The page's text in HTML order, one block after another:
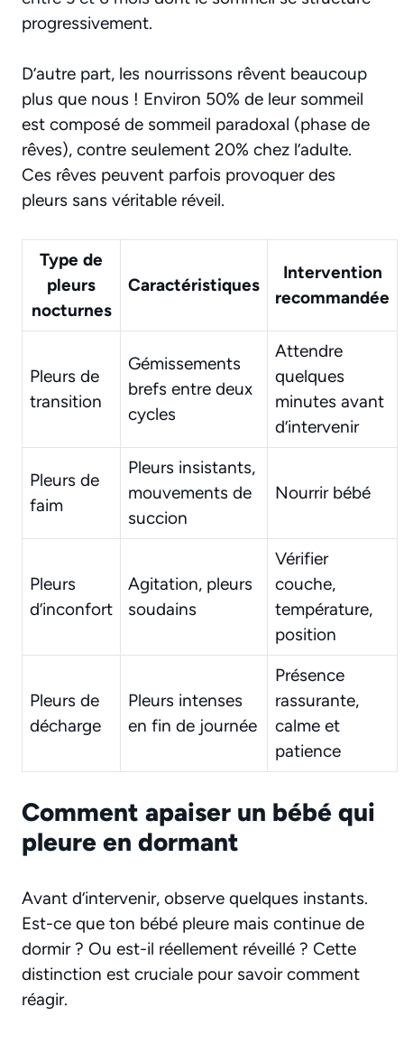
progressivement.
D’autre part, les nourrissons rêvent beaucoup
plus que nous ! Environ 50% de leur sommeil
est composé de sommeil paradoxal (phase de
rêves), contre seulement 20% chez l’adulte.
Ces rêves peuvent parfois provoquer des
pleurs sans véritable réveil.
Type de
pleurs
nocturnes
Caractéristiques
Intervention
recommandée
Pleurs de
transition
Gémissements
brefs entre deux
cycles
Attendre
quelques
minutes avant
d’intervenir
Pleurs de
faim
Pleurs insistants,
mouvements de
succion
Nourrir bébé
Pleurs
d’inconfort
Agitation, pleurs
soudains
Vérifier
couche,
température,
position
Pleurs de
décharge
Pleurs intenses
en fin de journée
Présence
rassurante,
calme et
patience
Comment apaiser un bébé qui
pleure en dormant
Avant d’intervenir, observe quelques instants.
Est-ce que ton bébé pleure mais continue de
dormir ? Ou est-il réellement réveillé ? Cette
distinction est cruciale pour savoir comment
réagir.